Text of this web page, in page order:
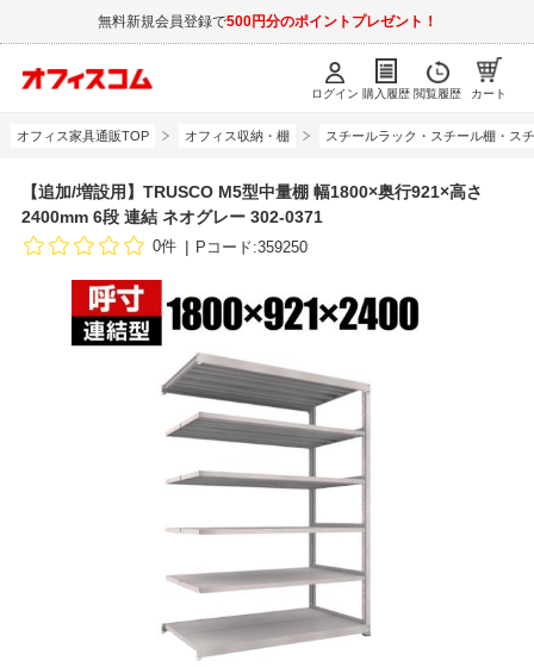
無料新規会員登録で500円分のポイントプレゼント！
ログイン 購入履歴 閲覧履歴 カート
オフィス家具通販TOP オフィス収納・棚 スチールラック・スチール棚・ス
【追加/増設用】TRUSCO M5型中量棚 幅1800×奥行921×高さ
2400mm 6段 連結 ネオグレー 302-0371
0件 Pコード:359250